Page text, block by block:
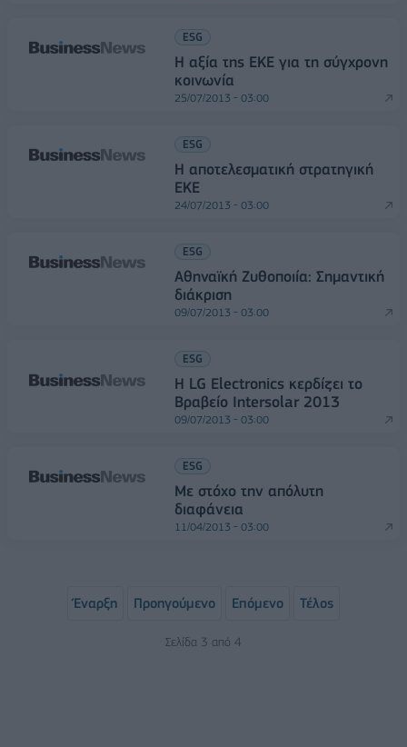
ESG
Η αξία της ΕΚΕ για τη σύγχρονη
κοινωνία
25/07/2013 - 03:00
ESG
Η αποτελεσματική στρατηγική
ΕΚΕ
24/07/2013 - 03:00
ESG
Αθηναϊκή Ζυθοποιία: Σημαντική
διάκριση
09/07/2013 - 03:00
ESG
Η LG Electronics κερδίζει το
Βραβείο Intersolar 2013
09/07/2013 - 03:00
ESG
Με στόχο την απόλυτη
διαφάνεια
11/04/2013 - 03:00
Έναρξη Προηγούμενο Επόμενο Τέλος
Σελίδα 3 από 4